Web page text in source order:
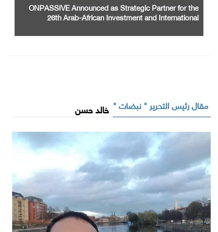
ONPASSIVE Announced as Strategic Partner for the
26th Arab-African Investment and International
مقال رئيس التحرير " نبضات " خالد حسن